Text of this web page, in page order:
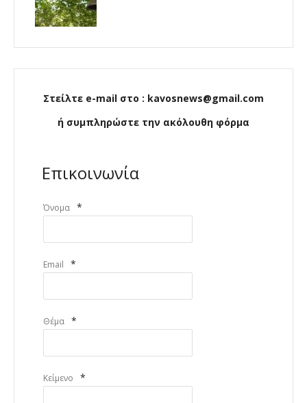
Στείλτε e-mail στο : kavosnews@gmail.com
ή συμπληρώστε την ακόλουθη φόρμα
Επικοινωνία
Όνομα *
Email *
Θέμα *
Κείμενο *